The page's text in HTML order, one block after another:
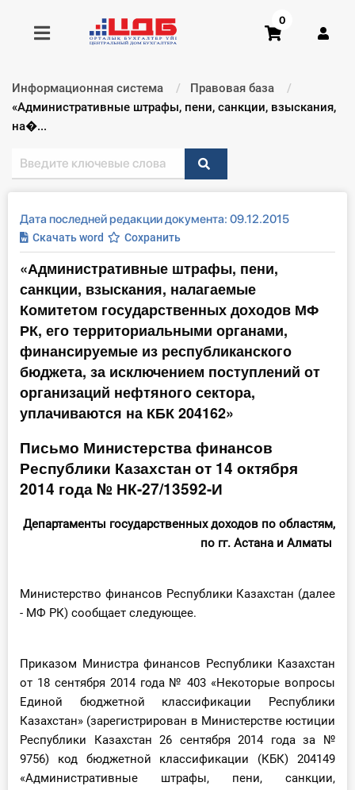
Получить консультацию
Главная ИС
Формы
Консультации
Правовая база
Библиотека бухгалтера
Инструменты
Вебинары
Справочник бухгалтера
Участник ВЭД
Практика ИП
Учет по отраслям
Интернет-магазин
О Системе
Обучение
0
Информационная система
Правовая база
Текущий:
«Административные штрафы, пени, санкции, взыскания,
на�...
Дата последней редакции документа: 09.12.2015
Скачать word Сохранить
«Административные штрафы, пени,
санкции, взыскания, налагаемые
Комитетом государственных доходов МФ
РК, его территориальными органами,
финансируемые из республиканского
бюджета, за исключением поступлений от
организаций нефтяного сектора,
уплачиваются на КБК 204162»
Письмо Министерства финансов
Республики Казахстан от 14 октября
2014 года № НК-27/13592-И
Департаменты государственных доходов по областям,
по гг. Астана и Алматы
Министерство финансов Республики Казахстан (далее
- МФ РК) сообщает следующее.
Приказом Министра финансов Республики Казахстан
от 18 сентября 2014 года № 403 «Некоторые вопросы
Единой бюджетной классификации Республики
Казахстан» (зарегистрирован в Министерстве юстиции
Республики Казахстан 26 сентября 2014 года за №
9756) код бюджетной классификации (КБК) 204149
«Административные штрафы, пени, санкции,